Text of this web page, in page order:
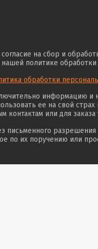
на сбор и
нашей политике
обработки
информацию и
ее на свой
контактам или для
письменного
по их поручению или